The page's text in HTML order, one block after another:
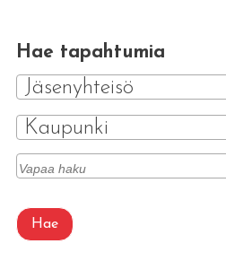
Hae tapahtumia
Jäsenyhteisö
Kaupunki
Hae